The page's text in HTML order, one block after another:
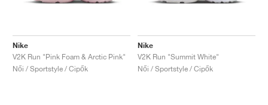
Nike
V2K Run "Pink Foam & Arctic Pink"
Női / Sportstyle / Cipők
Nike
V2K Run "Summit White"
Női / Sportstyle / Cipők